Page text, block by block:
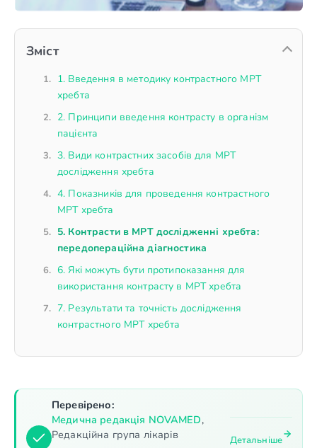
Зміст
1. Введення в методику контрастного МРТ
хребта
2. Принципи введення контрасту в організм
пацієнта
3. Види контрастних засобів для МРТ
дослідження хребта
4. Показників для проведення контрастного
МРТ хребта
5. Контрасти в МРТ дослідженні хребта:
передопераційна діагностика
6. Які можуть бути протипоказання для
використання контрасту в МРТ хребта
7. Результати та точність дослідження
контрастного МРТ хребта
Перевірено:
Медична редакція NOVAMED,
Редакційна група лікарів
Детальніше